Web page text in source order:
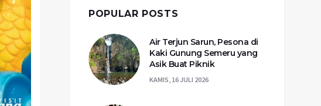
POPULAR POSTS
Air Terjun Sarun, Pesona di
Kaki Gunung Semeru yang
Asik Buat Piknik
KAMIS, 16 JULI 2026